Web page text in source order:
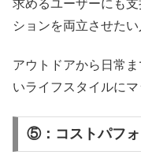
求めるユーザーにも
ションを両立させた
アウトドアから日常
いライフスタイルにマ
⑤：コストパフォ